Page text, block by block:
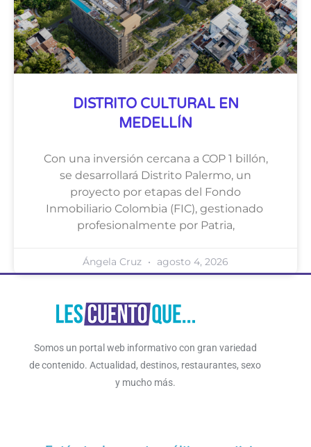
DISTRITO CULTURAL EN
MEDELLÍN
Con una inversión cercana a COP 1 billón,
se desarrollará Distrito Palermo, un
proyecto por etapas del Fondo
Inmobiliario Colombia (FIC), gestionado
profesionalmente por Patria,
Ángela Cruz agosto 4, 2026
Somos un portal web informativo con gran variedad
de contenido. Actualidad, destinos, restaurantes, sexo
y mucho más.